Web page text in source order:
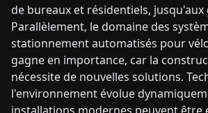
de bureaux et résidentiels, jusqu'aux
Parallèlement, le domaine des
stationnement automatisés pour
gagne en importance, car la
nécessite de nouvelles solutions.
l'environnement évolue